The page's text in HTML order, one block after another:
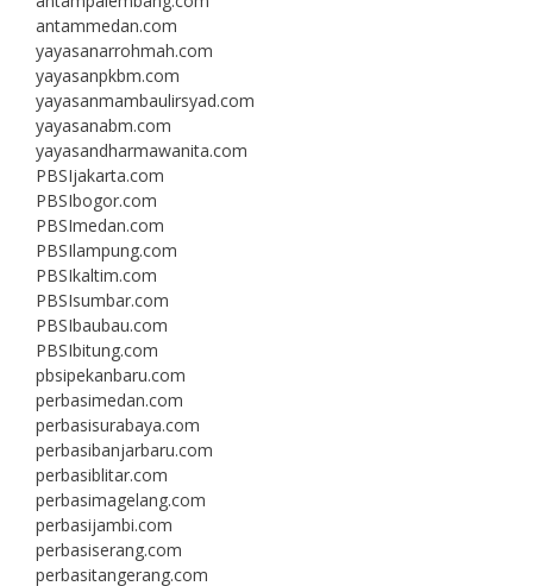
antammedan.com
yayasanarrohmah.com
yayasanpkbm.com
yayasanmambaulirsyad.com
yayasanabm.com
yayasandharmawanita.com
PBSIjakarta.com
PBSIbogor.com
PBSImedan.com
PBSIlampung.com
PBSIkaltim.com
PBSIsumbar.com
PBSIbaubau.com
PBSIbitung.com
pbsipekanbaru.com
perbasimedan.com
perbasisurabaya.com
perbasibanjarbaru.com
perbasiblitar.com
perbasimagelang.com
perbasijambi.com
perbasiserang.com
perbasitangerang.com